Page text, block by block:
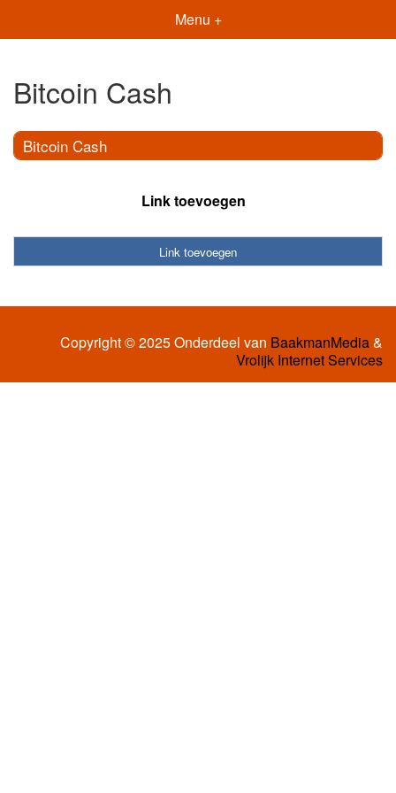
Menu +
Bitcoin Cash
Bitcoin Cash
Link toevoegen
Link toevoegen
Copyright © 2025 Onderdeel van BaakmanMedia&
Vrolijk Internet Services